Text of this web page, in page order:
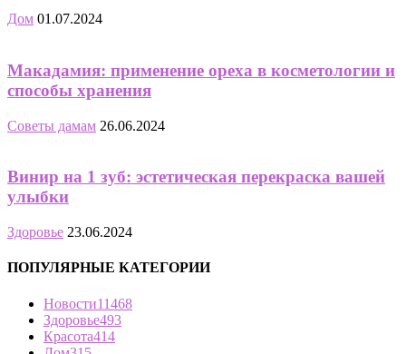
Дом 01.07.2024
Макадамия: применение ореха в косметологии и
способы хранения
Советы дамам 26.06.2024
Винир на 1 зуб: эстетическая перекраска вашей
улыбки
Здоровье 23.06.2024
ПОПУЛЯРНЫЕ КАТЕГОРИИ
Новости11468
Здоровье493
Красота414